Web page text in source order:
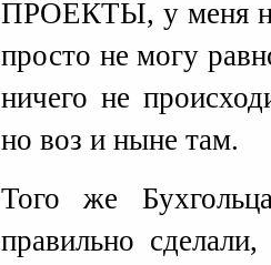
ПРОЕКТЫ, у меня
просто не могу
ничего не
но воз и ныне там.
Того же
правильно